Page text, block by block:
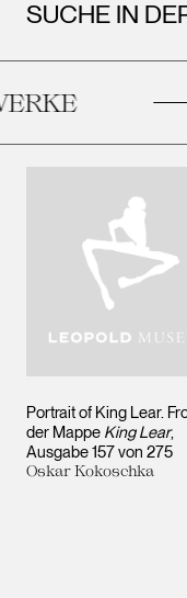
SUCHE IN
Portrait of King Lear.
der Mappe King Lear,
Ausgabe 157 von 275
Oskar Kokoschka